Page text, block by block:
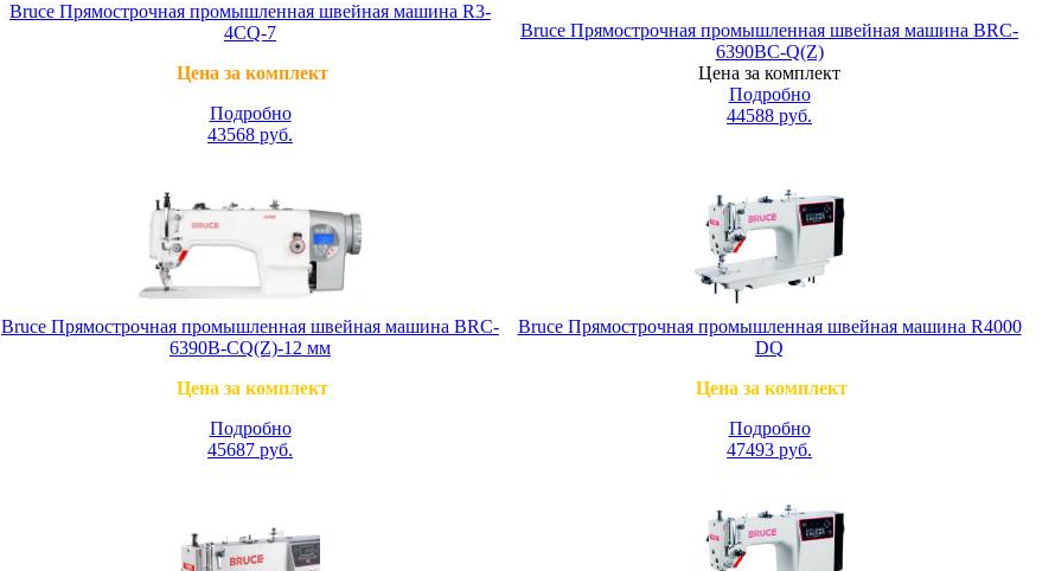
Bruce Прямострочная промышленная швейная машина R3-
4CQ-7
Цена за комплект
Подробно
43568 руб.
Bruce Прямострочная промышленная швейная машина BRC-
6390BC-Q(Z)
Цена за комплект
Подробно
44588 руб.
Bruce Прямострочная промышленная швейная машина BRC-
6390B-CQ(Z)-12 мм
Цена за комплект
Подробно
45687 руб.
Bruce Прямострочная промышленная швейная машина R4000
DQ
Цена за комплект
Подробно
47493 руб.